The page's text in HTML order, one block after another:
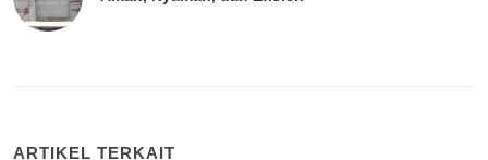
ARTIKEL TERKAIT